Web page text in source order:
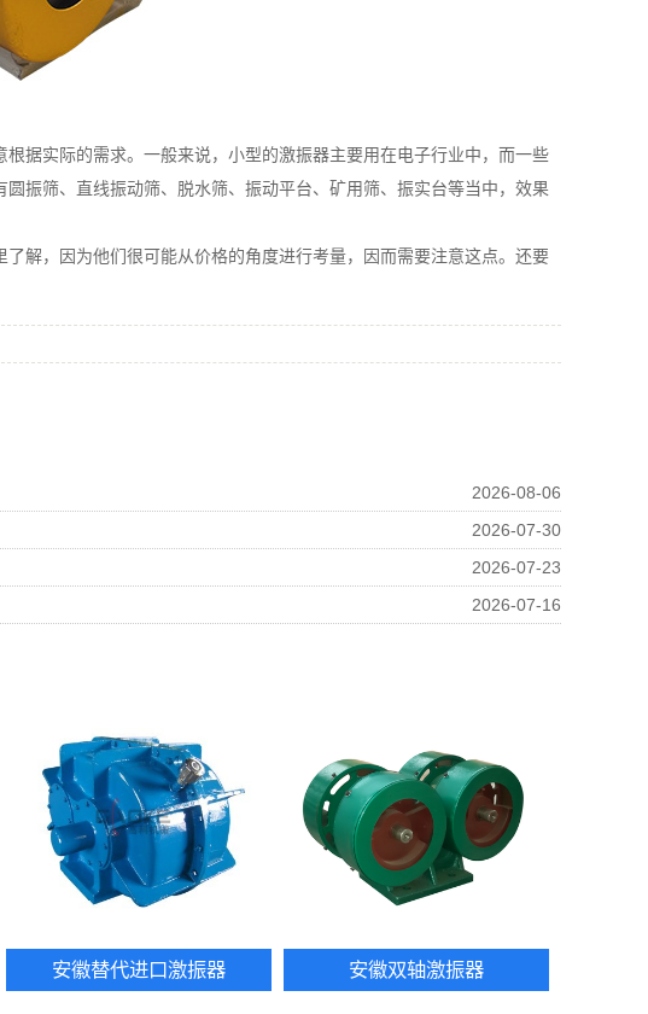
实际的需求。一般来说，小型的激振器主要用在电子行业中，而一些
振筛、直线振动筛、脱水筛、振动平台、矿用筛、振实台等当中，效果
，因为他们很可能从价格的角度进行考量，因而需要注意这点。还要
2026-08-06
2026-07-30
2026-07-23
2026-07-16
安徽替代进口激振器 安徽双轴激振器